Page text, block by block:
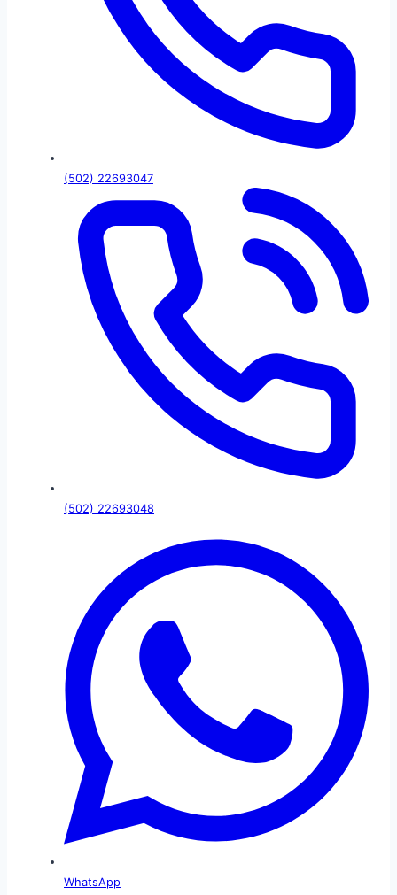
(502) 22693047
(502) 22693048
WhatsApp